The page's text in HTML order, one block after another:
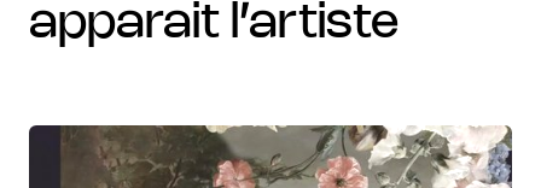
apparait l’artiste